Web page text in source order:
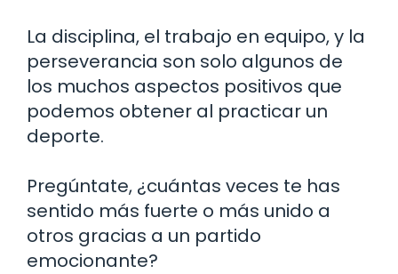
La disciplina, el trabajo en equipo, y la
perseverancia son solo algunos de
los muchos aspectos positivos que
podemos obtener al practicar un
deporte.
Pregúntate, ¿cuántas veces te has
sentido más fuerte o más unido a
otros gracias a un partido
emocionante?